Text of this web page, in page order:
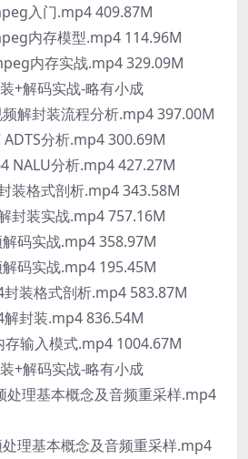
入门.mp4 409.87M
内存模型.mp4 114.96M
内存实战.mp4 329.09M
+解码实战-略有小成
解封装流程分析.mp4 397.00M
分析.mp4 300.69M
NALU分析.mp4 427.27M
装格式剖析.mp4 343.58M
封装实战.mp4 757.16M
码实战.mp4 358.97M
码实战.mp4 195.45M
装格式剖析.mp4 583.87M
封装.mp4 836.54M
输入模式.mp4 1004.67M
+解码实战-略有小成
理基本概念及音频重采样.mp4
理基本概念及音频重采样.mp4